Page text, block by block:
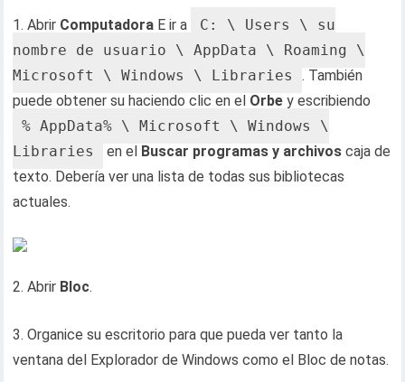
1. Abrir Computadora E ir a
C: \ Users \ su
nombre de usuario \ AppData \ Roaming \
Microsoft \ Windows \ Libraries
. También
puede obtener su haciendo clic en el Orbe y escribiendo
% AppData% \ Microsoft \ Windows \
Libraries
en el Buscar programas y archivos caja de
texto. Debería ver una lista de todas sus bibliotecas
actuales.
2. Abrir Bloc.
3. Organice su escritorio para que pueda ver tanto la
ventana del Explorador de Windows como el Bloc de notas.